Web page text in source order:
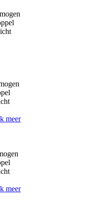
meer
meer